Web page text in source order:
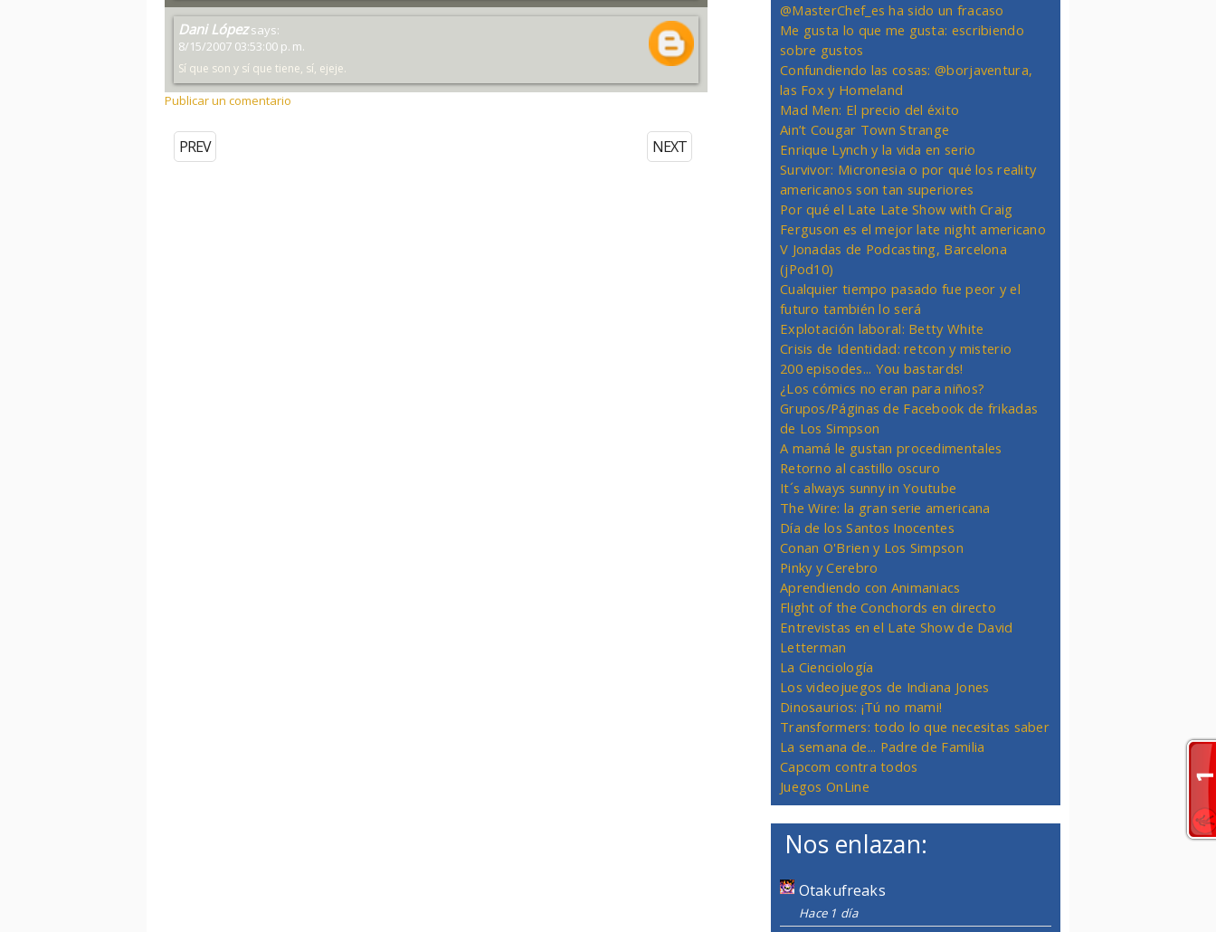
Dani López says:
8/15/2007 03:53:00 p. m.
Sí que son y sí que tiene, sí, ejeje.
Publicar un comentario
NEXT
PREV
@MasterChef_es ha sido un fracaso
Me gusta lo que me gusta: escribiendo
sobre gustos
Confundiendo las cosas: @borjaventura,
las Fox y Homeland
Mad Men: El precio del éxito
Ain’t Cougar Town Strange
Enrique Lynch y la vida en serio
Survivor: Micronesia o por qué los reality
americanos son tan superiores
Por qué el Late Late Show with Craig
Ferguson es el mejor late night americano
V Jonadas de Podcasting, Barcelona
(jPod10)
Cualquier tiempo pasado fue peor y el
futuro también lo será
Explotación laboral: Betty White
Crisis de Identidad: retcon y misterio
200 episodes... You bastards!
¿Los cómics no eran para niños?
Grupos/Páginas de Facebook de frikadas
de Los Simpson
A mamá le gustan procedimentales
Retorno al castillo oscuro
It´s always sunny in Youtube
The Wire: la gran serie americana
Día de los Santos Inocentes
Conan O'Brien y Los Simpson
Pinky y Cerebro
Aprendiendo con Animaniacs
Flight of the Conchords en directo
Entrevistas en el Late Show de David
Letterman
La Cienciología
Los videojuegos de Indiana Jones
Dinosaurios: ¡Tú no mami!
Transformers: todo lo que necesitas saber
La semana de... Padre de Familia
Capcom contra todos
Juegos OnLine
Nos enlazan:
Otakufreaks
Hace 1 día